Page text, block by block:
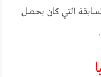
التي كان يحصل